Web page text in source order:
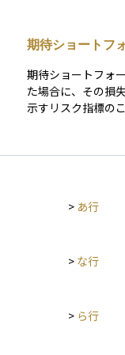
通じて当初の配分
リスク管理の重要な
期待ショートフ
期待ショートフォ
た場合に、その損
示すリスク指標の
と深刻な損失」に
ォールです。金融
少し専門的に聞こ
> あ行
> な行
> ら行